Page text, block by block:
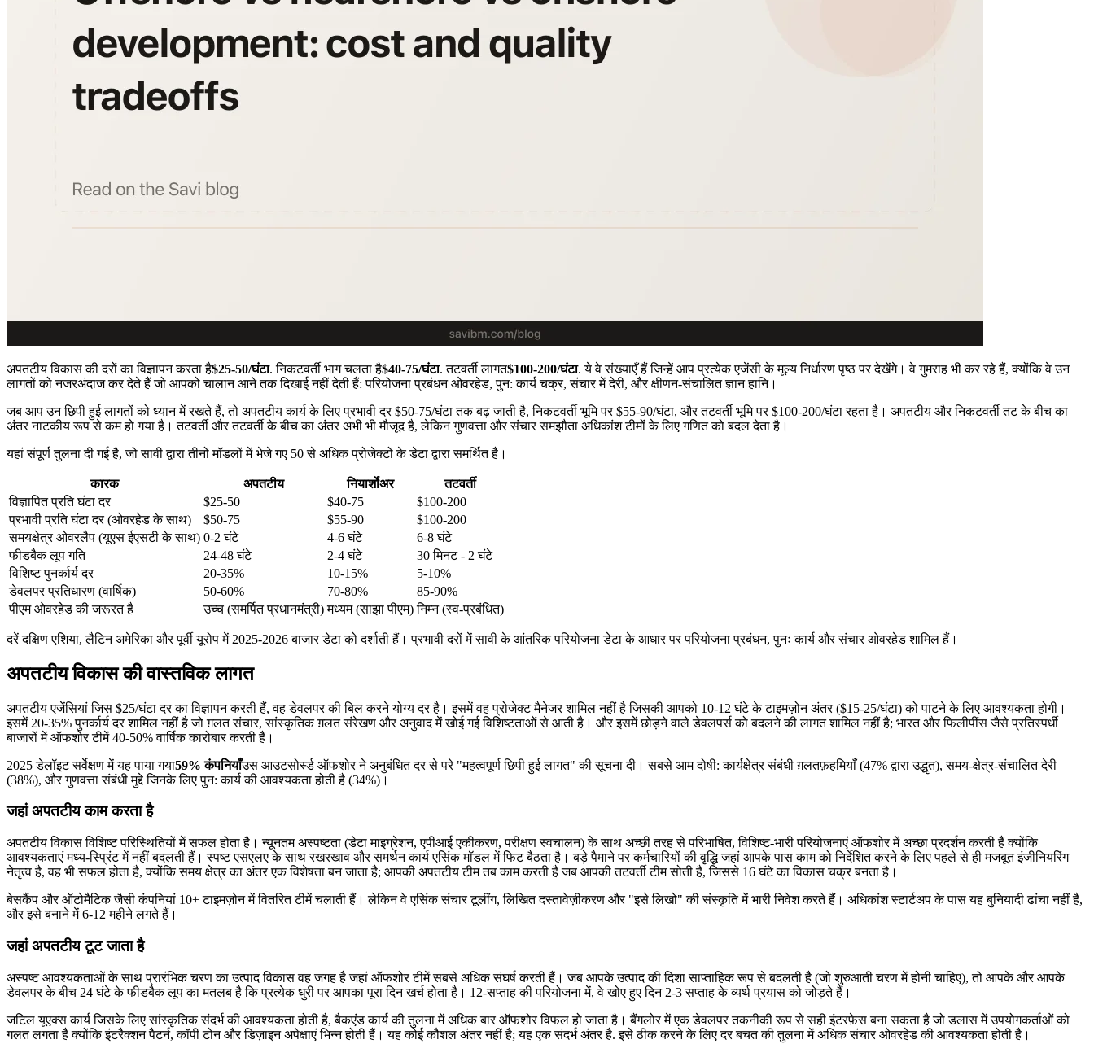
अपतटीय विकास की दरों का विज्ञापन करता है$25-50/घंटा. निकटवर्ती भाग चलता है$40-75/घंटा. तटवर्ती लागत$100-200/घंटा. ये वे संख्याएँ हैं जिन्हें आप प्रत्येक एजेंसी के मूल्य निर्धारण पृष्ठ पर देखेंगे। वे गुमराह भी कर रहे हैं, क्योंकि वे उन
लागतों को नजरअंदाज कर देते हैं जो आपको चालान आने तक दिखाई नहीं देती हैं: परियोजना प्रबंधन ओवरहेड, पुन: कार्य चक्र, संचार में देरी, और क्षीणन-संचालित ज्ञान हानि।
जब आप उन छिपी हुई लागतों को ध्यान में रखते हैं, तो अपतटीय कार्य के लिए प्रभावी दर $50-75/घंटा तक बढ़ जाती है, निकटवर्ती भूमि पर $55-90/घंटा, और तटवर्ती भूमि पर $100-200/घंटा रहता है। अपतटीय और निकटवर्ती तट के बीच का
अंतर नाटकीय रूप से कम हो गया है। तटवर्ती और तटवर्ती के बीच का अंतर अभी भी मौजूद है, लेकिन गुणवत्ता और संचार समझौता अधिकांश टीमों के लिए गणित को बदल देता है।
यहां संपूर्ण तुलना दी गई है, जो सावी द्वारा तीनों मॉडलों में भेजे गए 50 से अधिक प्रोजेक्टों के डेटा द्वारा समर्थित है।
कारक अपतटीय नियार्शोअर
तटवर्ती
विज्ञापित प्रति घंटा दर
$25-50 $40-75
$100-200
प्रभावी प्रति घंटा दर (ओवरहेड के साथ)
$50-75 $55-90
$100-200
समयक्षेत्र ओवरलैप (यूएस ईएसटी के साथ) 0-2 घंटे 4-6 घंटे
6-8 घंटे
फीडबैक लूप गति
24-48 घंटे 2-4 घंटे
30 मिनट - 2 घंटे
विशिष्ट पुनर्कार्य दर
20-35% 10-15%
5-10%
डेवलपर प्रतिधारण (वार्षिक)
50-60% 70-80%
85-90%
पीएम ओवरहेड की जरूरत है
उच्च (समर्पित प्रधानमंत्री) मध्यम (साझा पीएम) निम्न (स्व-प्रबंधित)
दरें दक्षिण एशिया, लैटिन अमेरिका और पूर्वी यूरोप में 2025-2026 बाजार डेटा को दर्शाती हैं। प्रभावी दरों में सावी के आंतरिक परियोजना डेटा के आधार पर परियोजना प्रबंधन, पुनः कार्य और संचार ओवरहेड शामिल हैं।
अपतटीय विकास की वास्तविक लागत
अपतटीय एजेंसियां ​​जिस $25/घंटा दर का विज्ञापन करती हैं, वह डेवलपर की बिल करने योग्य दर है। इसमें वह प्रोजेक्ट मैनेजर शामिल नहीं है जिसकी आपको 10-12 घंटे के टाइमज़ोन अंतर ($15-25/घंटा) को पाटने के लिए आवश्यकता होगी।
इसमें 20-35% पुनर्कार्य दर शामिल नहीं है जो ग़लत संचार, सांस्कृतिक ग़लत संरेखण और अनुवाद में खोई गई विशिष्टताओं से आती है। और इसमें छोड़ने वाले डेवलपर्स को बदलने की लागत शामिल नहीं है; भारत और फिलीपींस जैसे प्रतिस्पर्धी
बाजारों में ऑफशोर टीमें 40-50% वार्षिक कारोबार करती हैं।
2025 डेलॉइट सर्वेक्षण में यह पाया गया59% कंपनियाँउस आउटसोर्स्ड ऑफशोर ने अनुबंधित दर से परे "महत्वपूर्ण छिपी हुई लागत" की सूचना दी। सबसे आम दोषी: कार्यक्षेत्र संबंधी ग़लतफ़हमियाँ (47% द्वारा उद्धृत), समय-क्षेत्र-संचालित देरी
(38%), और गुणवत्ता संबंधी मुद्दे जिनके लिए पुन: कार्य की आवश्यकता होती है (34%)।
जहां अपतटीय काम करता है
अपतटीय विकास विशिष्ट परिस्थितियों में सफल होता है। न्यूनतम अस्पष्टता (डेटा माइग्रेशन, एपीआई एकीकरण, परीक्षण स्वचालन) के साथ अच्छी तरह से परिभाषित, विशिष्ट-भारी परियोजनाएं ऑफशोर में अच्छा प्रदर्शन करती हैं क्योंकि
आवश्यकताएं मध्य-स्प्रिंट में नहीं बदलती हैं। स्पष्ट एसएलए के साथ रखरखाव और समर्थन कार्य एसिंक मॉडल में फिट बैठता है। बड़े पैमाने पर कर्मचारियों की वृद्धि जहां आपके पास काम को निर्देशित करने के लिए पहले से ही मजबूत इंजीनियरिंग
नेतृत्व है, वह भी सफल होता है, क्योंकि समय क्षेत्र का अंतर एक विशेषता बन जाता है; आपकी अपतटीय टीम तब काम करती है जब आपकी तटवर्ती टीम सोती है, जिससे 16 घंटे का विकास चक्र बनता है।
बेसकैंप और ऑटोमैटिक जैसी कंपनियां 10+ टाइमज़ोन में वितरित टीमें चलाती हैं। लेकिन वे एसिंक संचार टूलींग, लिखित दस्तावेज़ीकरण और "इसे लिखो" की संस्कृति में भारी निवेश करते हैं। अधिकांश स्टार्टअप के पास यह बुनियादी ढांचा नहीं है,
और इसे बनाने में 6-12 महीने लगते हैं।
जहां अपतटीय टूट जाता है
अस्पष्ट आवश्यकताओं के साथ प्रारंभिक चरण का उत्पाद विकास वह जगह है जहां ऑफशोर टीमें सबसे अधिक संघर्ष करती हैं। जब आपके उत्पाद की दिशा साप्ताहिक रूप से बदलती है (जो शुरुआती चरण में होनी चाहिए), तो आपके और आपके
डेवलपर के बीच 24 घंटे के फीडबैक लूप का मतलब है कि प्रत्येक धुरी पर आपका पूरा दिन खर्च होता है। 12-सप्ताह की परियोजना में, वे खोए हुए दिन 2-3 सप्ताह के व्यर्थ प्रयास को जोड़ते हैं।
जटिल यूएक्स कार्य जिसके लिए सांस्कृतिक संदर्भ की आवश्यकता होती है, बैकएंड कार्य की तुलना में अधिक बार ऑफशोर विफल हो जाता है। बैंगलोर में एक डेवलपर तकनीकी रूप से सही इंटरफ़ेस बना सकता है जो डलास में उपयोगकर्ताओं को
गलत लगता है क्योंकि इंटरैक्शन पैटर्न, कॉपी टोन और डिज़ाइन अपेक्षाएं भिन्न होती हैं। यह कोई कौशल अंतर नहीं है; यह एक संदर्भ अंतर है. इसे ठीक करने के लिए दर बचत की तुलना में अधिक संचार ओवरहेड की आवश्यकता होती है।